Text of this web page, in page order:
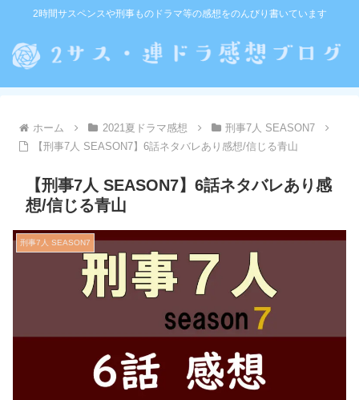
2時間サスペンスや刑事ものドラマ等の感想をのんびり書いています
ホーム 2021夏ドラマ感想
刑事7人 SEASON7
【刑事7人 SEASON7】6話ネタバレあり感想/信じる青山
【刑事7人 SEASON7】6話ネタバレあり感
想/信じる青山
刑事7人 SEASON7